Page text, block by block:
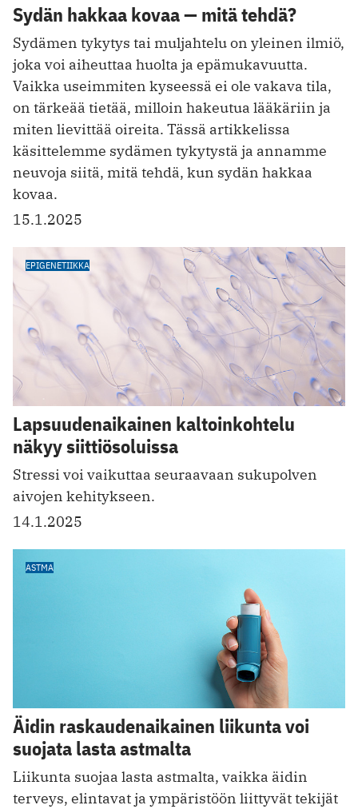
Sydän hakkaa kovaa — mitä tehdä?
Sydämen tykytys tai muljahtelu on yleinen ilmiö,
joka voi aiheuttaa huolta ja epämukavuutta.
Vaikka useimmiten kyseessä ei ole vakava tila,
on tärkeää tietää, milloin hakeutua lääkäriin ja
miten lievittää oireita. Tässä artikkelissa
käsittelemme sydämen tykytystä ja annamme
neuvoja siitä, mitä tehdä, kun sydän hakkaa
kovaa.
15.1.2025
EPIGENETIIKKA
Lapsuudenaikainen kaltoinkohtelu
näkyy siittiösoluissa
Stressi voi vaikuttaa seuraavaan sukupolven
aivojen kehitykseen.
14.1.2025
ASTMA
Äidin raskaudenaikainen liikunta voi
suojata lasta astmalta
Liikunta suojaa lasta astmalta, vaikka äidin
terveys, elintavat ja ympäristöön liittyvät tekijät